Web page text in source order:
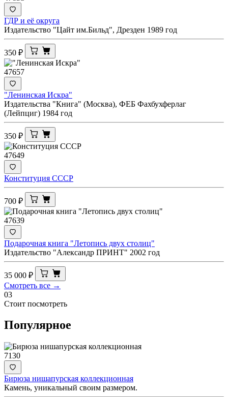
ГДР и её округа
Издательство "Цайт им.Бильд", Дрезден 1989 год
350 ₽
47657
"Ленинская Искра"
Издательства "Книга" (Москва), ФЕБ Фахбухферлаг
(Лейпциг) 1984 год
350 ₽
47649
Конституция СССР
700 ₽
47639
Подарочная книга "Летопись двух столиц"
Издательство "Александр ПРИНТ" 2002 год
35 000 ₽
Смотреть все →
03
Стоит посмотреть
Популярное
7130
Бирюза нишапурская коллекционная
Камень, уникальный своим размером.